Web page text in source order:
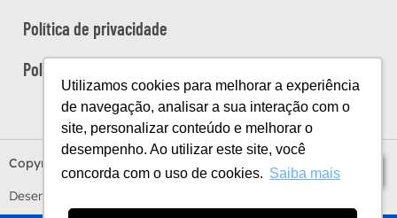
Utilizamos cookies para melhorar a experiência
de navegação, analisar a sua interação com o
site, personalizar conteúdo e melhorar o
desempenho. Ao utilizar este site, você
concorda com o uso de cookies. Saiba maisÍndice
Política de privacidade
Política de cookies
Copyright Viaje na Viagem © 2026
Desenvolvido por